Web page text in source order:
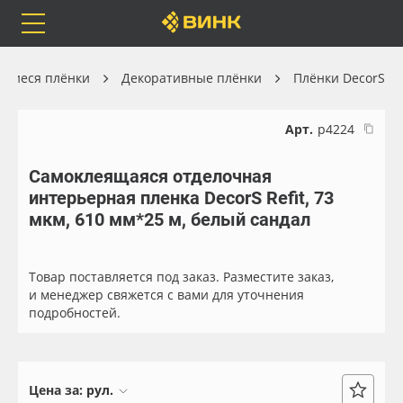
Каталог
Orafol
Бренды
Доставка
Весь каталог
Рулонные материалы
Самоклеящиеся плёнки
Листовые материалы
плёнки Декоративные плёнки Плёнки DecorS
Арт. р4224
Самоклеящаяся отделочная
интерьерная пленка DecorS Refit, 73
мкм, 610 мм*25 м, белый сандал
Товар поставляется под заказ. Разместите заказ,
и менеджер свяжется с вами для уточнения
подробностей.
Цена за: рул.